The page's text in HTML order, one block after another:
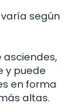
según
asciendes,
y puede
en forma
altas.